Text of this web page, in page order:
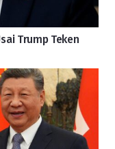
Trump Teken